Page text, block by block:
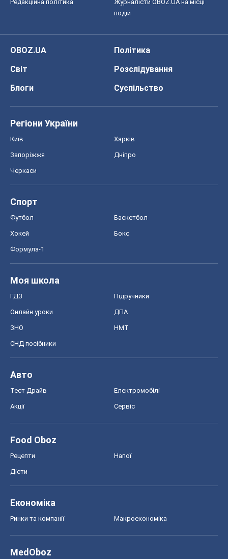
Редакційна політика
Журналісти OBOZ.UA на місці
подій
OBOZ.UA
Політика
Світ
Розслідування
Блоги
Суспільство
Регіони України
Київ Харків
Запоріжжя Дніпро
Черкаси
Спорт
Футбол Баскетбол
Хокей Бокс
Формула-1
Моя школа
ГДЗ Підручники
Онлайн уроки ДПА
ЗНО НМТ
СНД посібники
Авто
Тест Драйв Електромобілі
Акції Сервіс
Food Oboz
Рецепти Напої
Дієти
Економіка
Ринки та компанії Макроекономіка
MedOboz